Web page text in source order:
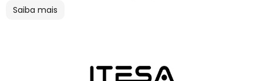
Saiba mais